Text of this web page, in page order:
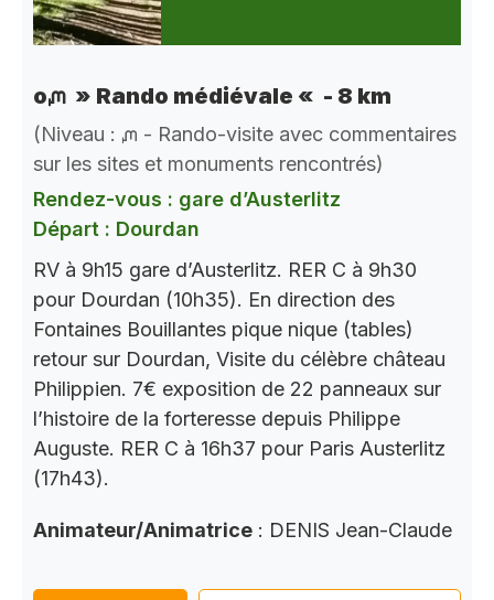
oᘻ » Rando médiévale « - 8 km
(Niveau : ᘻ - Rando-visite avec commentaires
sur les sites et monuments rencontrés)
Rendez-vous : gare d’Austerlitz
Départ : Dourdan
RV à 9h15 gare d’Austerlitz. RER C à 9h30
pour Dourdan (10h35). En direction des
Fontaines Bouillantes pique nique (tables)
retour sur Dourdan, Visite du célèbre château
Philippien. 7€ exposition de 22 panneaux sur
l’histoire de la forteresse depuis Philippe
Auguste. RER C à 16h37 pour Paris Austerlitz
(17h43).
Animateur/Animatrice : DENIS Jean-Claude